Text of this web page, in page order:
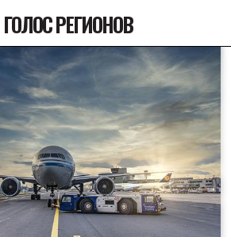
ГОЛОС РЕГИОНОВ